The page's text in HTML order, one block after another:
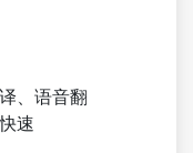
、语音翻
速